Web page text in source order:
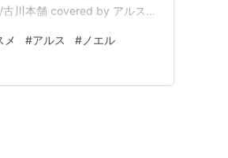
川本舗 covered by アルス・
メ #アルス # ノエル